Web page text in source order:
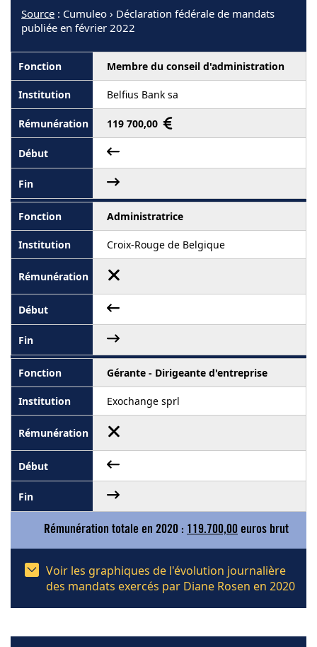
Source : Cumuleo › Déclaration fédérale de mandats
publiée en février 2022
Membre du conseil d'administration
Belfius Bank sa
119 700,00
Administratrice
Croix-Rouge de Belgique
Gérante - Dirigeante d'entreprise
Exochange sprl
Rémunération totale en 2020 : 119.700,00 euros brut
Voir les graphiques de l'évolution journalière
des mandats exercés par Diane Rosen en 2020